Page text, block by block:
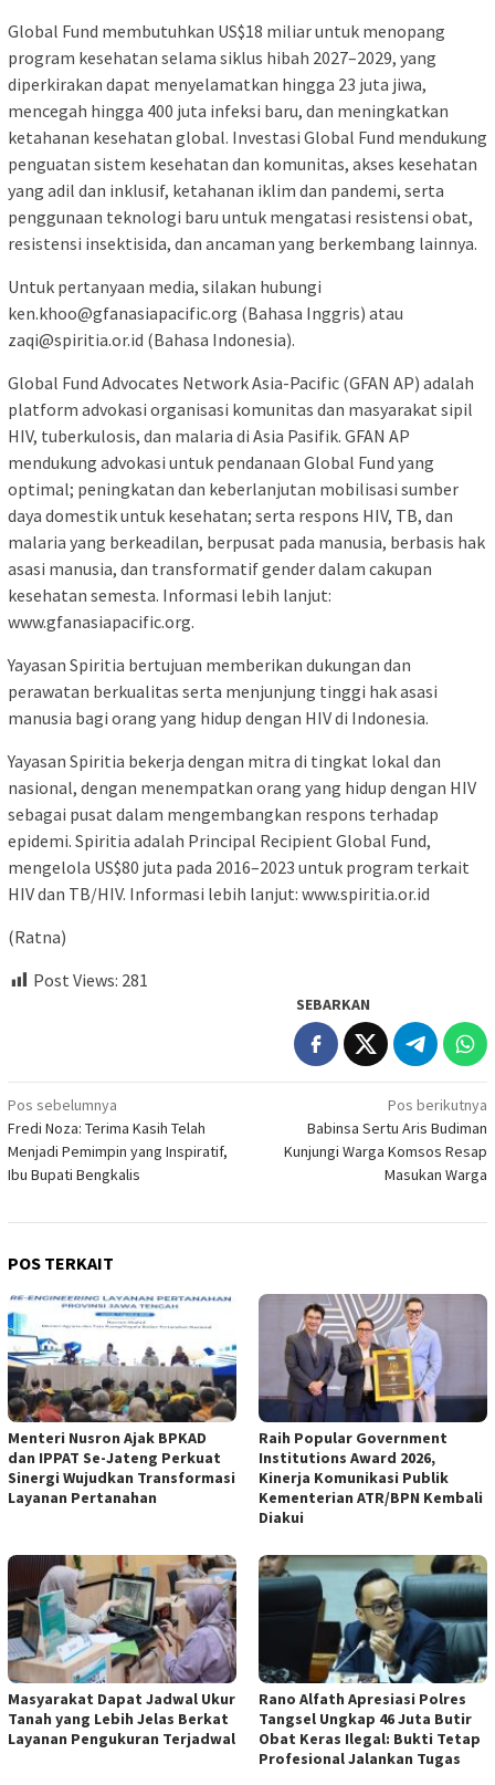
Global Fund membutuhkan US$18 miliar untuk menopang
program kesehatan selama siklus hibah 2027–2029, yang
diperkirakan dapat menyelamatkan hingga 23 juta jiwa,
mencegah hingga 400 juta infeksi baru, dan meningkatkan
ketahanan kesehatan global. Investasi Global Fund mendukung
penguatan sistem kesehatan dan komunitas, akses kesehatan
yang adil dan inklusif, ketahanan iklim dan pandemi, serta
penggunaan teknologi baru untuk mengatasi resistensi obat,
resistensi insektisida, dan ancaman yang berkembang lainnya.
Untuk pertanyaan media, silakan hubungi
ken.khoo@gfanasiapacific.org (Bahasa Inggris) atau
zaqi@spiritia.or.id (Bahasa Indonesia).
Global Fund Advocates Network Asia-Pacific (GFAN AP) adalah
platform advokasi organisasi komunitas dan masyarakat sipil
HIV, tuberkulosis, dan malaria di Asia Pasifik. GFAN AP
mendukung advokasi untuk pendanaan Global Fund yang
optimal; peningkatan dan keberlanjutan mobilisasi sumber
daya domestik untuk kesehatan; serta respons HIV, TB, dan
malaria yang berkeadilan, berpusat pada manusia, berbasis hak
asasi manusia, dan transformatif gender dalam cakupan
kesehatan semesta. Informasi lebih lanjut:
www.gfanasiapacific.org.
Yayasan Spiritia bertujuan memberikan dukungan dan
perawatan berkualitas serta menjunjung tinggi hak asasi
manusia bagi orang yang hidup dengan HIV di Indonesia.
Yayasan Spiritia bekerja dengan mitra di tingkat lokal dan
nasional, dengan menempatkan orang yang hidup dengan HIV
sebagai pusat dalam mengembangkan respons terhadap
epidemi. Spiritia adalah Principal Recipient Global Fund,
mengelola US$80 juta pada 2016–2023 untuk program terkait
HIV dan TB/HIV. Informasi lebih lanjut: www.spiritia.or.id
(Ratna)
Post Views: 281
SEBARKAN
Navigasi
pos
Pos sebelumnya
Fredi Noza: Terima Kasih Telah
Menjadi Pemimpin yang Inspiratif,
Ibu Bupati Bengkalis
Pos berikutnya
Babinsa Sertu Aris Budiman
Kunjungi Warga Komsos Resap
Masukan Warga
POS TERKAIT
Menteri Nusron Ajak BPKAD
dan IPPAT Se-Jateng Perkuat
Sinergi Wujudkan Transformasi
Layanan Pertanahan
Raih Popular Government
Institutions Award 2026,
Kinerja Komunikasi Publik
Kementerian ATR/BPN Kembali
Diakui
‎Masyarakat Dapat Jadwal Ukur
Tanah yang Lebih Jelas Berkat
Layanan Pengukuran Terjadwal
Rano Alfath Apresiasi Polres
Tangsel Ungkap 46 Juta Butir
Obat Keras Ilegal: Bukti Tetap
Profesional Jalankan Tugas